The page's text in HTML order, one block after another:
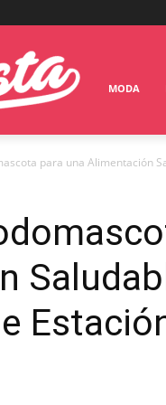
MODA
para una Alimentación